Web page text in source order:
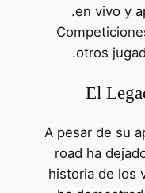
en vivo y
otros
El
A pesar de su
road ha
historia de los